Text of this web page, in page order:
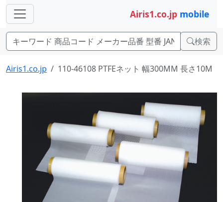
Airis1.co.jp mobile
検索
Airis1.co.jp 110-46108 PTFEネット 幅300MM 長さ10M